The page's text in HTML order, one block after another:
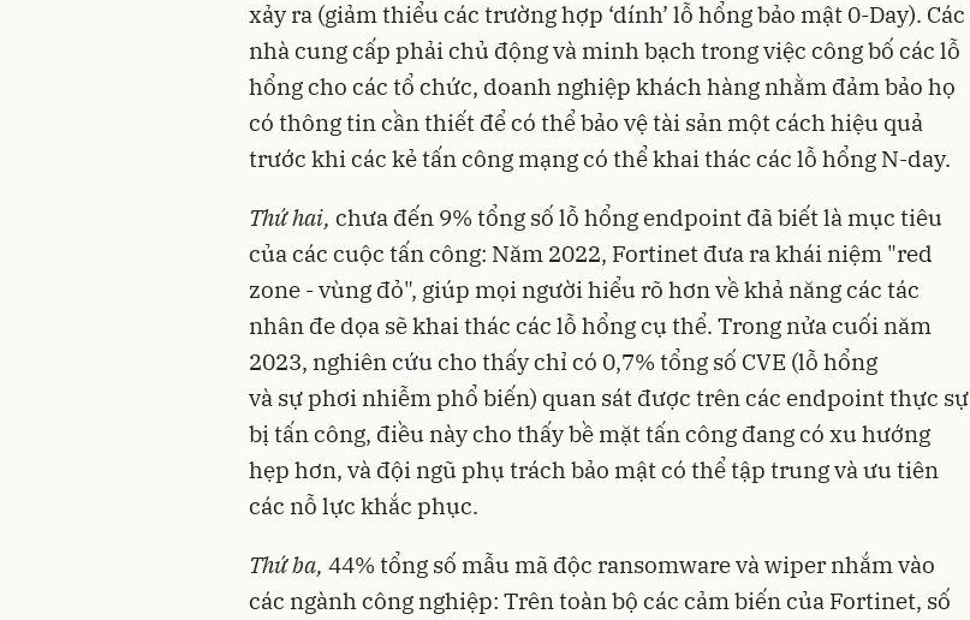
xảy ra (giảm thiểu các trường hợp ‘dính’ lỗ hổng bảo mật 0-Day). Các
nhà cung cấp phải chủ động và minh bạch trong việc công bố các lỗ
hổng cho các tổ chức, doanh nghiệp khách hàng nhằm đảm bảo họ
có thông tin cần thiết để có thể bảo vệ tài sản một cách hiệu quả
trước khi các kẻ tấn công mạng có thể khai thác các lỗ hổng N-day.
Thứ hai, chưa đến 9% tổng số lỗ hổng endpoint đã biết là mục tiêu
của các cuộc tấn công: Năm 2022, Fortinet đưa ra khái niệm "red
zone - vùng đỏ", giúp mọi người hiểu rõ hơn về khả năng các tác
nhân đe dọa sẽ khai thác các lỗ hổng cụ thể. Trong nửa cuối năm
2023, nghiên cứu cho thấy chỉ có 0,7% tổng số CVE (lỗ hổng
và sự phơi nhiễm phổ biến) quan sát được trên các endpoint thực sự
bị tấn công, điều này cho thấy bề mặt tấn công đang có xu hướng
hẹp hơn, và đội ngũ phụ trách bảo mật có thể tập trung và ưu tiên
các nỗ lực khắc phục.
Thứ ba, 44% tổng số mẫu mã độc ransomware và wiper nhắm vào
các ngành công nghiệp: Trên toàn bộ các cảm biến của Fortinet, số